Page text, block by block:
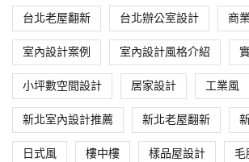
台北老屋翻新 台北辦公室設計 商
室內設計案例 室內設計風格介紹
小坪數空間設計 居家設計 工業風
新北室內設計推薦 新北老屋翻新
日式風 樓中樓 樣品屋設計 毛